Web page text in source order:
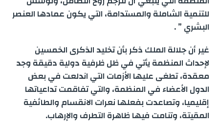
للتنمية الشاملة والمستدامة، التي يكون عمادها العنصر
البشري ” .
غير أن جلالة الملك ذكر بأن تخليد الذكرى الخمسين
لإحداث المنظمة يأتي في ظل ظرفية دولية دقيقة وجد
معقدة، تطغى عليها الأزمات التي اندلعت في بعض
الدول الأعضاء في المنظمة، والتي تفاقمت تداعياتها
إقليميا، وتصاعدت بفعلها نعرات الانقسام والطائفية
المقيتة، وتنامت فيها ظاهرة التطرف والإرهاب.